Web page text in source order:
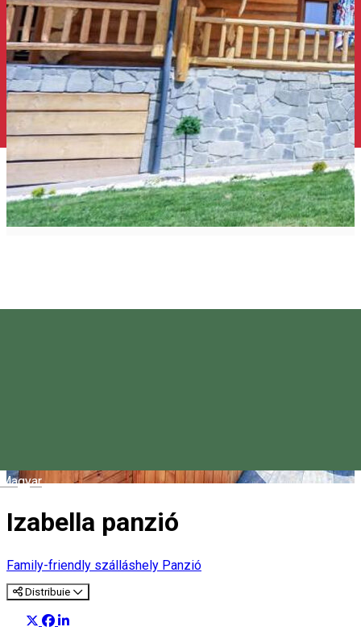
Magyar
Izabella panzió
Family-friendly szálláshely Panzió
Distribuie